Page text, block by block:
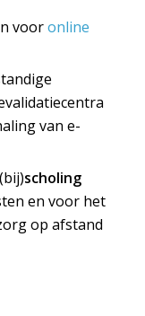
vooronline
van e-
scholing
en voor het
op afstand